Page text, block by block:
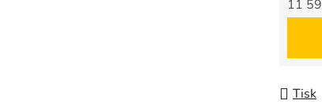
11
Tisk